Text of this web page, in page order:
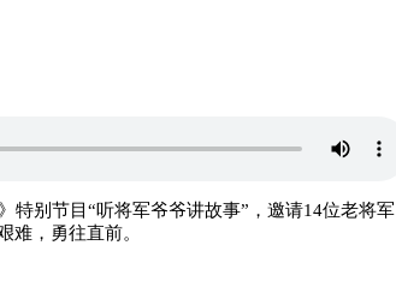
特别节目“听将军爷爷讲故事”，邀请14位老将军
难，勇往直前。